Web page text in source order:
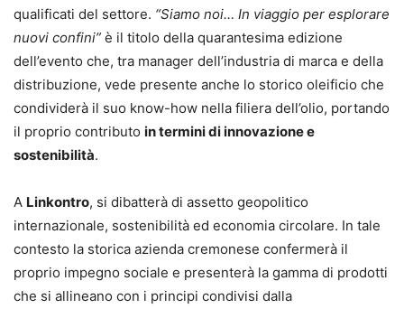
qualificati del settore. “Siamo noi… In viaggio per esplorare
nuovi confini” è il titolo della quarantesima edizione
dell’evento che, tra manager dell’industria di marca e della
distribuzione, vede presente anche lo storico oleificio che
condividerà il suo know-how nella filiera dell’olio, portando
il proprio contributo in termini di innovazione e
sostenibilità.
A Linkontro, si dibatterà di assetto geopolitico
internazionale, sostenibilità ed economia circolare. In tale
contesto la storica azienda cremonese confermerà il
proprio impegno sociale e presenterà la gamma di prodotti
che si allineano con i principi condivisi dalla